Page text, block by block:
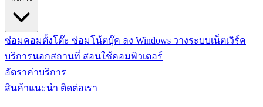
ซ่อมคอมตั้งโต๊ะ ซ่อมโน้ตบุ๊ค ลง Windows วางระบบเน็ตเวิร์ค
บริการนอกสถานที่ สอนใช้คอมพิวเตอร์
อัตราค่าบริการ
สินค้าแนะนำ ติดต่อเรา